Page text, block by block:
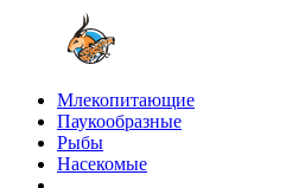
Млекопитающие
Паукообразные
Рыбы
Насекомые